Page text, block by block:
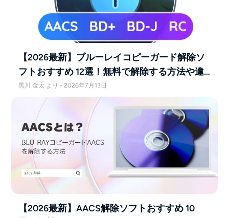
【2026最新】ブルーレイコピーガード解除ソ
フトおすすめ 12選！無料で解除する方法や違
法性も徹底解説
黒川 金太 より - 2026年7月13日
【2026最新】AACS解除ソフトおすすめ 10